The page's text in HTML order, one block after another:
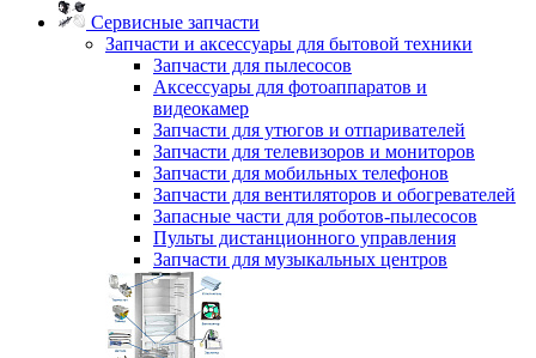
Сервисные запчасти
Запчасти и аксессуары для бытовой техники
Запчасти для пылесосов
Аксессуары для фотоаппаратов и
видеокамер
Запчасти для утюгов и отпаривателей
Запчасти для телевизоров и мониторов
Запчасти для мобильных телефонов
Запчасти для вентиляторов и обогревателей
Запасные части для роботов-пылесосов
Пульты дистанционного управления
Запчасти для музыкальных центров